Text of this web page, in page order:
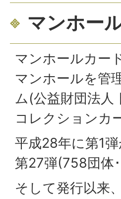
マンホー
マンホールカー
マンホールを管
ム(公益財団法人
コレクションカ
平成28年に第1
第27弾(758団体
そして発行以来